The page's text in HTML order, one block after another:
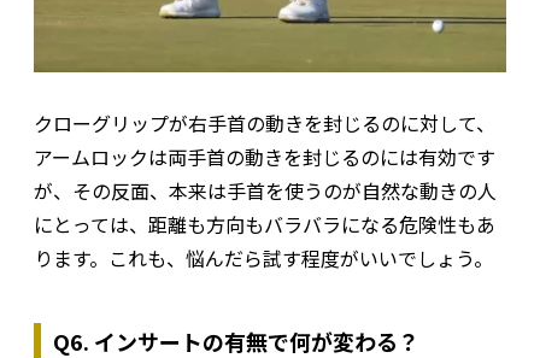
クローグリップが右手首の動きを封じるのに対して、
アームロックは両手首の動きを封じるのには有効です
が、その反面、本来は手首を使うのが自然な動きの人
にとっては、距離も方向もバラバラになる危険性もあ
ります。これも、悩んだら試す程度がいいでしょう。
Q6. インサートの有無で何が変わる？